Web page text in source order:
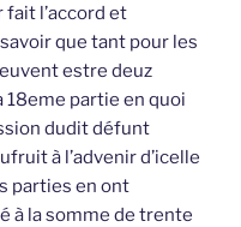
l’accord et
que tant pour les
estre deuz
18eme partie en quoi
dudit défunt
à l’advenir d’icelle
parties en ont
à la somme de trente